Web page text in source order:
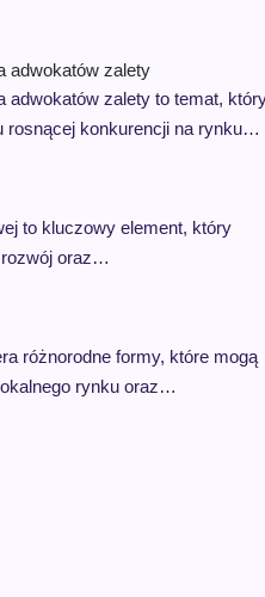
adwokatów zalety
adwokatów zalety to temat,
rosnącej konkurencji na rynku…
to kluczowy element, który
rozwój oraz…
różnorodne formy, które mogą
rynku oraz…